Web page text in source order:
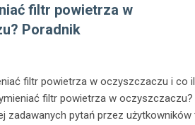
filtr powietrza w
Poradnik
filtr powietrza w oczyszczaczu i co
filtr powietrza w oczyszczaczu?
zadawanych pytań przez użytkowników